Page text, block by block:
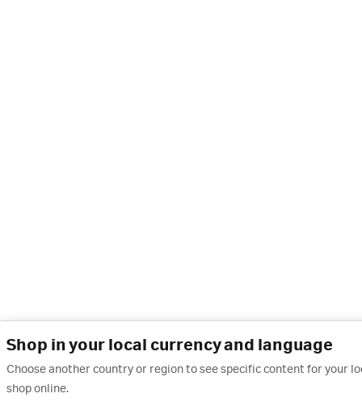
Shop in your local currency and language
Choose another country or region to see specific content for your
shop online.